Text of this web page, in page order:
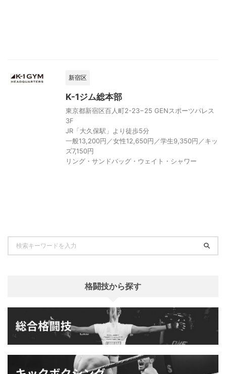
新宿区
K-1ジム総本部
東京都新宿区百人町2-23−25 GENスポーツパレス
3F
JR「大久保駅」より徒歩5分
一般13,200円／女性12,650円／学生9,350円／キッ
ズ7,150円
リング・サンドバッグ・ウェイト・シャワー
格闘技から探す